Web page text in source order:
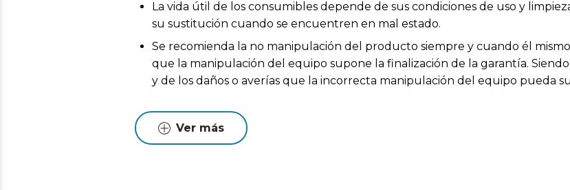
La vida útil de los consumibles depende de sus condiciones de uso y
su sustitución cuando se encuentren en mal estado.
Se recomienda la no manipulación del producto siempre y cuando él
que la manipulación del equipo supone la finalización de la garantía.
y de los daños o averías que la incorrecta manipulación del equipo pueda
Ver más